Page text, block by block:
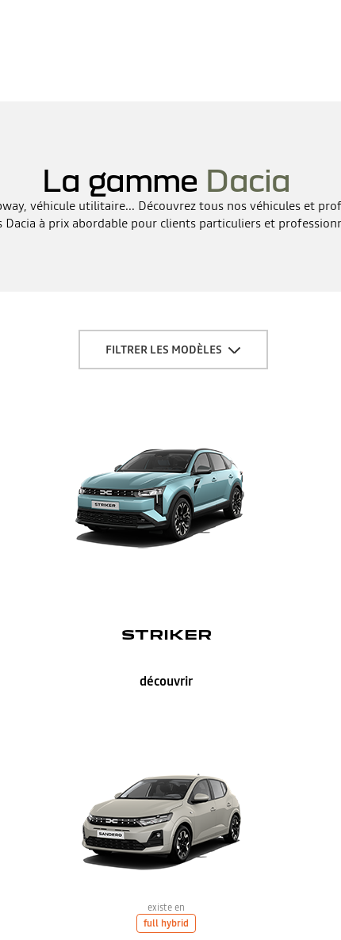
La gamme Dacia
véhicule utilitaire... Découvrez tous nos véhicules et
Dacia à prix abordable pour clients particuliers et
FILTRER LES MODÈLES
STRIKER
découvrir
existe en
full hybrid